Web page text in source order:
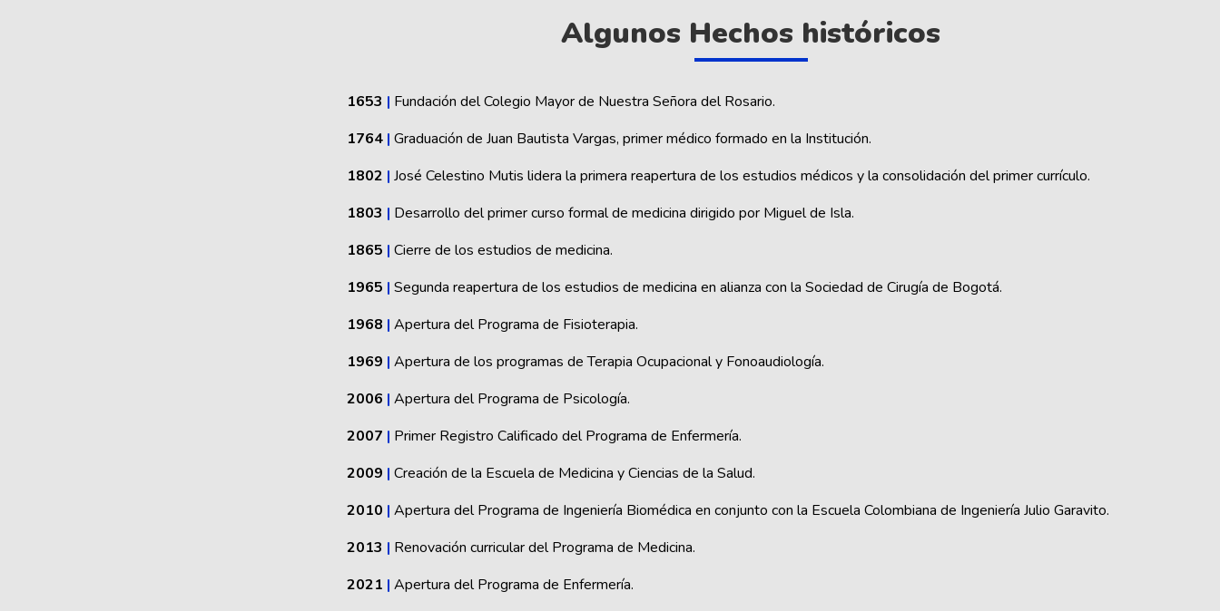
Algunos Hechos históricos
1653 | Fundación del Colegio Mayor de Nuestra Señora del Rosario.
1764 | Graduación de Juan Bautista Vargas, primer médico formado en la Institución.
1802 | José Celestino Mutis lidera la primera reapertura de los estudios médicos y la consolidación del primer currículo.
1803 | Desarrollo del primer curso formal de medicina dirigido por Miguel de Isla.
1865 | Cierre de los estudios de medicina.
1965 | Segunda reapertura de los estudios de medicina en alianza con la Sociedad de Cirugía de Bogotá.
1968 | Apertura del Programa de Fisioterapia.
1969 | Apertura de los programas de Terapia Ocupacional y Fonoaudiología.
2006 | Apertura del Programa de Psicología.
2007 | Primer Registro Calificado del Programa de Enfermería.
2009 | Creación de la Escuela de Medicina y Ciencias de la Salud.
2010 | Apertura del Programa de Ingeniería Biomédica en conjunto con la Escuela Colombiana de Ingeniería Julio Garavito.
2013 | Renovación curricular del Programa de Medicina.
2021 | Apertura del Programa de Enfermería.